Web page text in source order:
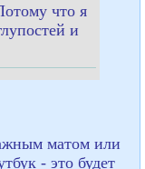
что я
и
матом или
- это будет